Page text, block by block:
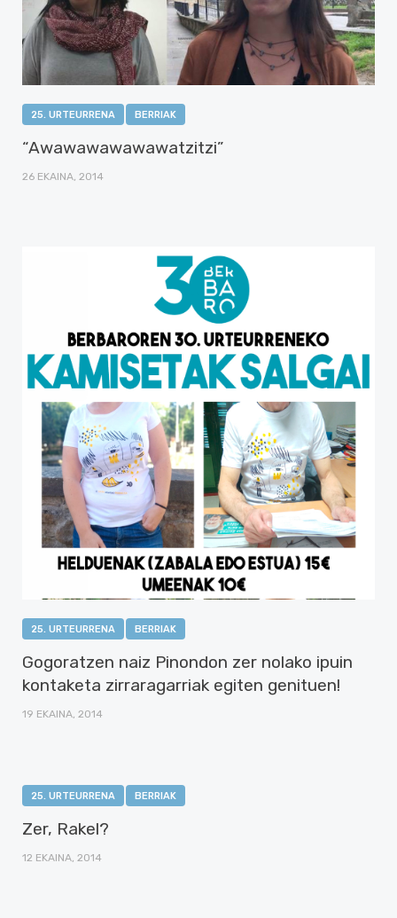
25. URTEURRENA BERRIAK
“Awawawawawawatzitzi”
26 EKAINA, 2014
25. URTEURRENA BERRIAK
Gogoratzen naiz Pinondon zer nolako ipuin
kontaketa zirraragarriak egiten genituen!
19 EKAINA, 2014
25. URTEURRENA BERRIAK
Zer, Rakel?
12 EKAINA, 2014